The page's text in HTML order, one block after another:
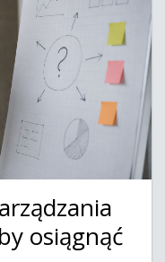
osiągnąć